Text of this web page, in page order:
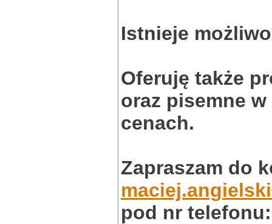
Istnieje
Oferuję także
oraz pisemne
cenach.
Zapraszam do
pod nr